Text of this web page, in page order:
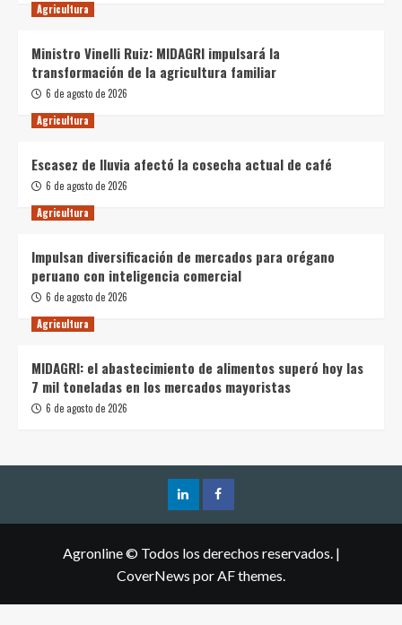
Agricultura
Ministro Vinelli Ruiz: MIDAGRI impulsará la
transformación de la agricultura familiar
6 de agosto de 2026
Agricultura
Escasez de lluvia afectó la cosecha actual de café
6 de agosto de 2026
Agricultura
Impulsan diversificación de mercados para orégano
peruano con inteligencia comercial
6 de agosto de 2026
Agricultura
MIDAGRI: el abastecimiento de alimentos superó hoy las
7 mil toneladas en los mercados mayoristas
6 de agosto de 2026
Agronline © Todos los derechos reservados. |
CoverNews por AF themes.